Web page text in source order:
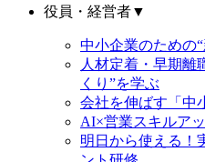
役員・経営者▼
中小企業のための
人材定着・早期
くり”を学ぶ
会社を伸ばす「中
AI×営業スキルア
明日から使える！